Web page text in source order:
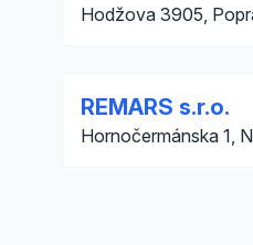
Hodžova 3905,
REMARS s.r.o.
Hornočermánska 1,